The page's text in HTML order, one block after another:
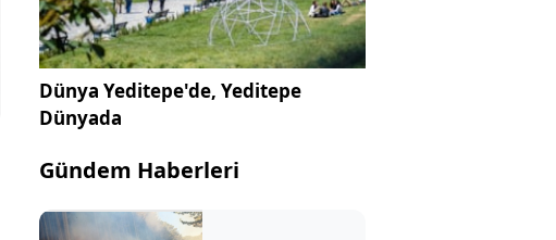
Dünya Yeditepe'de, Yeditepe
Dünyada
Gündem Haberleri